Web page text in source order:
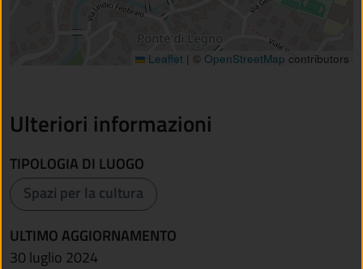
Leaflet | © OpenStreetMap contributors
Ulteriori informazioni
TIPOLOGIA DI LUOGO
Spazi per la cultura
ULTIMO AGGIORNAMENTO
30 luglio 2024